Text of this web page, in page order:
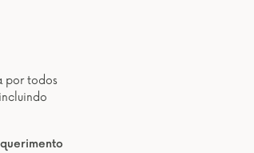
por todos